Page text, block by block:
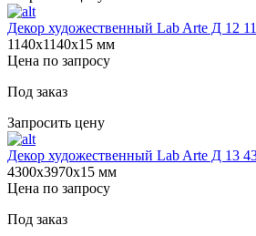
Декор художественный Lab Arte Д 12
1140х1140х15 мм
Цена по запросу
Под заказ
Запросить цену
Декор художественный Lab Arte Д 13
4300х3970х15 мм
Цена по запросу
Под заказ